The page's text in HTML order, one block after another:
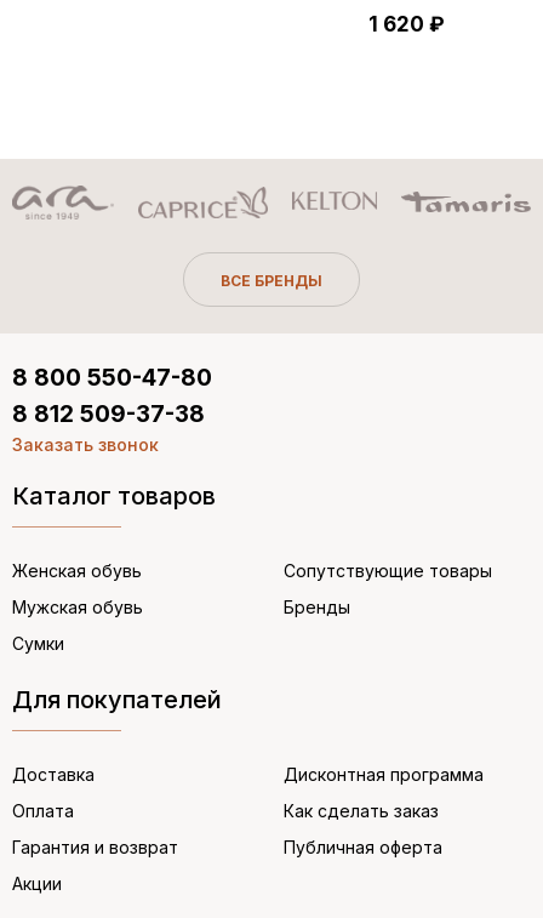
1 620 ₽
ВСЕ БРЕНДЫ
Каталог товаров
Женская обувь
Мужская обувь
Сумки
Сопутствующие товары
Бренды
Для покупателей
Доставка
Оплата
Гарантия и возврат
Акции
Дисконтная программа
Как сделать заказ
Публичная оферта
8 800 550-47-80
8 812 509-37-38
Заказать звонок